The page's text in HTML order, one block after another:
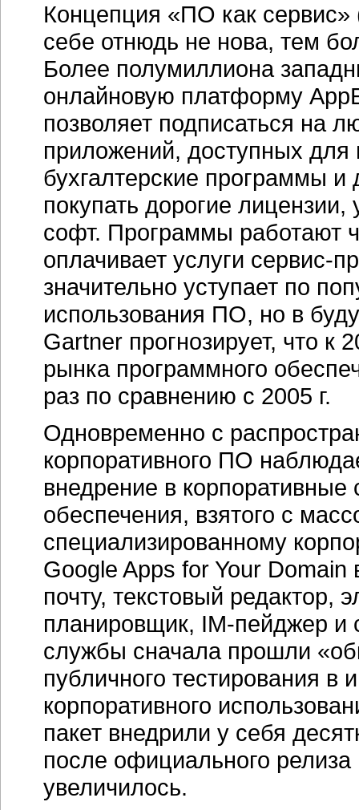
Концепция «ПО как
себе отнюдь не нова, тем
Более полумиллиона
онлайновую платформу
позволяет подписаться на
приложений, доступных
бухгалтерские программы
покупать дорогие
софт. Программы работают
оплачивает услуги сервис-
значительно уступает по
использования ПО, но в
Gartner прогнозирует, что
рынка программного
раз по сравнению с 2005 г.
Одновременно с
корпоративного ПО
внедрение в корпоративные
обеспечения, взятого с
специализированному
Google Apps for Your
почту, текстовый редактор,
планировщик, IM-пейджер и
службы сначала прошли
публичного тестирования в
корпоративного
пакет внедрили у себя
после официального релиза
увеличилось.